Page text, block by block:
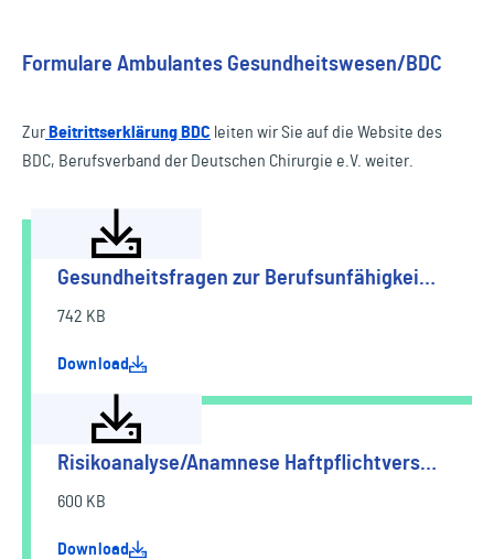
Formulare Ambulantes Gesundheitswesen/BDC
Zur Beitrittserklärung BDC leiten wir Sie auf die Website des
BDC, Berufsverband der Deutschen Chirurgie e.V. weiter.
Gesundheitsfragen zur Berufsunfähigkei…
742 KB
Download
Risikoanalyse/Anamnese Haftpflichtvers…
600 KB
Download